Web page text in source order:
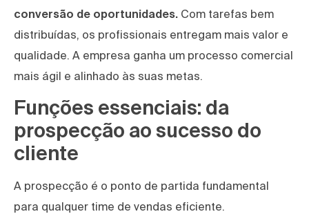
conversão de oportunidades. Com tarefas bem
distribuídas, os profissionais entregam mais valor e
qualidade. A empresa ganha um processo comercial
mais ágil e alinhado às suas metas.
Funções essenciais: da
prospecção ao sucesso do
cliente
A prospecção é o ponto de partida fundamental
para qualquer time de vendas eficiente.